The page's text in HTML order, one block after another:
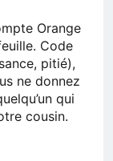
Orange
Code
pitié),
ne donnez
qui
cousin.